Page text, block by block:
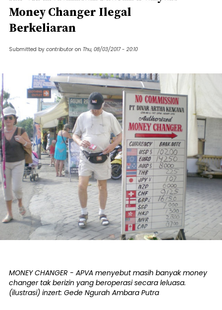
Money Changer Ilegal
Berkeliaran
Submitted by contributor on Thu, 08/03/2017 - 20:10
MONEY CHANGER - APVA menyebut masih banyak money
changer tak berizin yang beroperasi secara leluasa.
(ilustrasi) inzert: Gede Ngurah Ambara Putra